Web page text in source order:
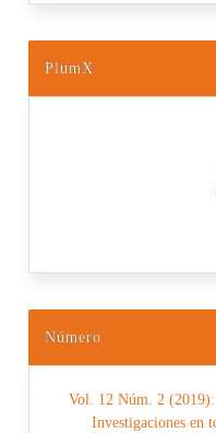
PlumX
Número
Vol. 12 Núm. 2
Investigaciones en